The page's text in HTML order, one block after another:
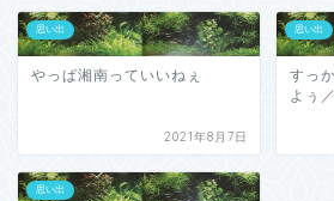
思い出
やっぱ湘南っていいねぇ
2021年8月7日
思い出
すっ
よぅ
思い出